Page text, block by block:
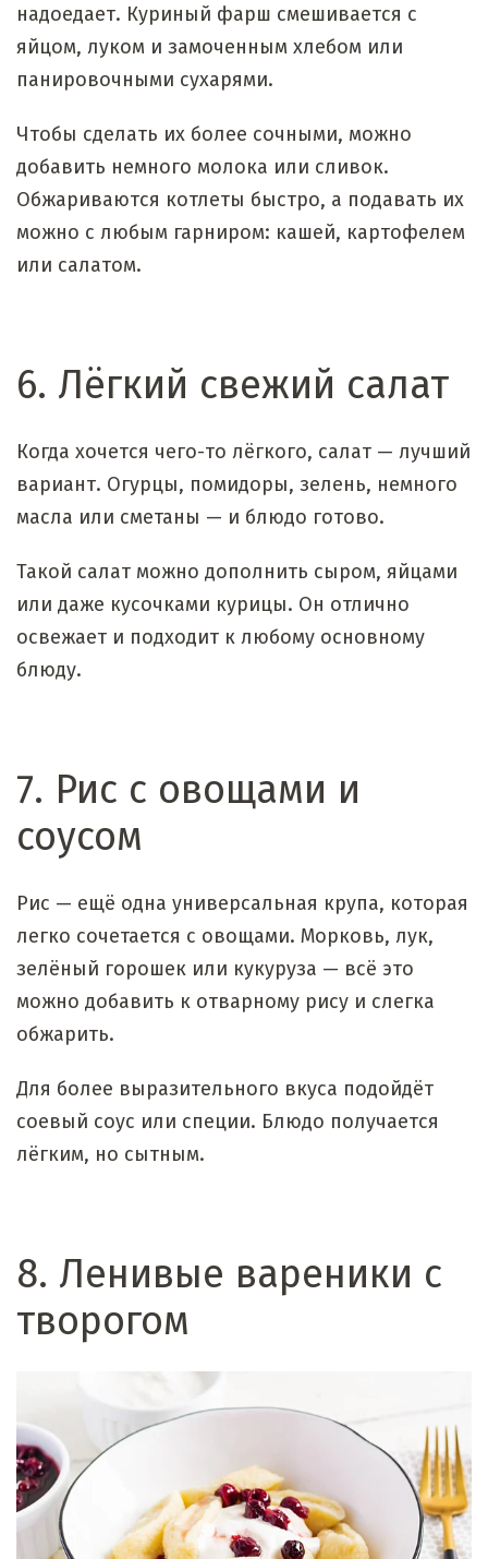
надоедает. Куриный фарш смешивается с
яйцом, луком и замоченным хлебом или
панировочными сухарями.
Чтобы сделать их более сочными, можно
добавить немного молока или сливок.
Обжариваются котлеты быстро, а подавать их
можно с любым гарниром: кашей, картофелем
или салатом.
6. Лёгкий свежий салат
Когда хочется чего-то лёгкого, салат — лучший
вариант. Огурцы, помидоры, зелень, немного
масла или сметаны — и блюдо готово.
Такой салат можно дополнить сыром, яйцами
или даже кусочками курицы. Он отлично
освежает и подходит к любому основному
блюду.
7. Рис с овощами и
соусом
Рис — ещё одна универсальная крупа, которая
легко сочетается с овощами. Морковь, лук,
зелёный горошек или кукуруза — всё это
можно добавить к отварному рису и слегка
обжарить.
Для более выразительного вкуса подойдёт
соевый соус или специи. Блюдо получается
лёгким, но сытным.
8. Ленивые вареники с
творогом